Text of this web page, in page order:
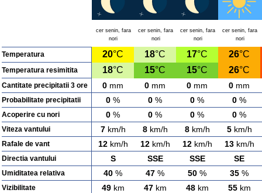
cer senin, fara
nori
cer senin, fara
nori
cer senin, fara
nori
cer senin, fara
nori
Temperatura 20°C 18°C 17°C 26°C
Temperatura resimitita 18°C 15°C 15°C 26°C
Cantitate precipitatii 3 ore 0 mm 0 mm 0 mm 0 mm
Probabilitate precipitatii 0 % 0 % 0 % 0 %
Acoperire cu nori 0 % 0 % 0 % 0 %
Viteza vantului 7km/h 8km/h 8km/h 5km/h
Rafale de vant 12km/h 12km/h 12km/h 13km/h
Directia vantului S SSE SSE SE
Umiditatea relativa 40 % 47 % 50 % 35 %
Vizibilitate 49km 47km 48km 55km